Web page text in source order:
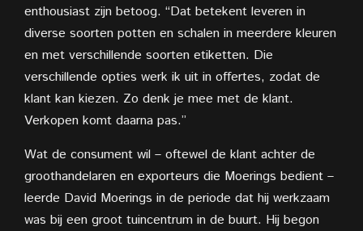
enthousiast zijn betoog. “Dat betekent leveren in
diverse soorten potten en schalen in meerdere kleuren
en met verschillende soorten etiketten. Die
verschillende opties werk ik uit in offertes, zodat de
klant kan kiezen. Zo denk je mee met de klant.
Verkopen komt daarna pas.”
Wat de consument wil – oftewel de klant achter de
groothandelaren en exporteurs die Moerings bedient –
leerde David Moerings in de periode dat hij werkzaam
was bij een groot tuincentrum in de buurt. Hij begon